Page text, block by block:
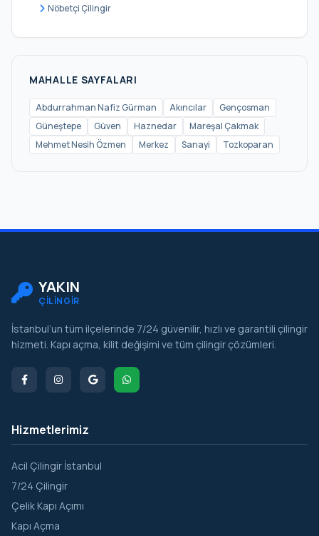
Nöbetçi Çilingir
MAHALLE SAYFALARI
Abdurrahman Nafiz Gürman Akıncılar
Gençosman
Güneştepe
Güven Haznedar
Mareşal Çakmak
Mehmet Nesih Özmen
Merkez Sanayi Tozkoparan
YAKIN
ÇİLİNGİR
İstanbul’un tüm ilçelerinde 7/24 güvenilir, hızlı ve garantili çilingir
hizmeti. Kapı açma, kilit değişimi ve tüm çilingir çözümleri.
Hizmetlerimiz
Acil Çilingir İstanbul
7/24 Çilingir
Çelik Kapı Açımı
Kapı Açma